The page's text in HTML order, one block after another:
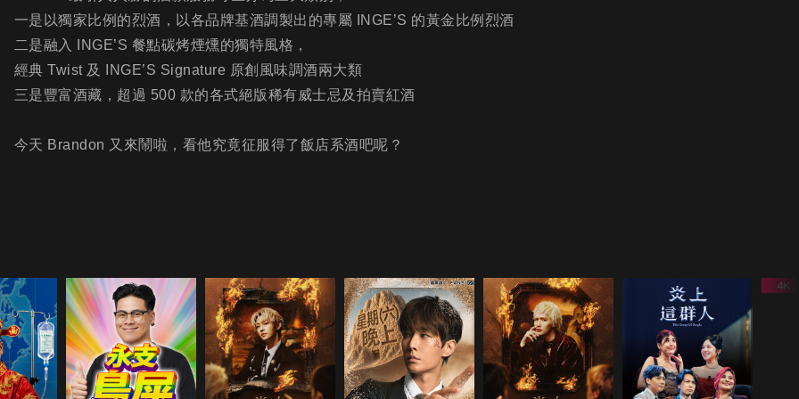
一是以獨家比例的烈酒，以各品牌基酒調製出的專屬 INGE’S 的黃金比例烈酒
二是融入 INGE’S 餐點碳烤煙燻的獨特風格，
經典 Twist 及 INGE’S Signature 原創風味調酒兩大類
三是豐富酒藏，超過 500 款的各式絕版稀有威士忌及拍賣紅酒
今天 Brandon 又來鬧啦，看他究竟征服得了飯店系酒吧呢？